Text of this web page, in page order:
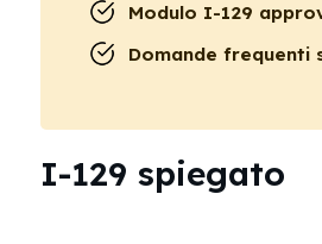
Modulo I-129
Domande frequenti
I-129 spiegato